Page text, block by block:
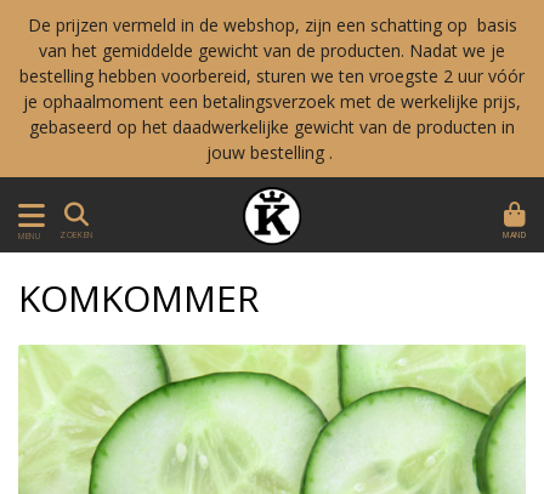
De prijzen vermeld in de webshop, zijn een schatting op basis
van het gemiddelde gewicht van de producten. Nadat we je
bestelling hebben voorbereid, sturen we ten vroegste 2 uur vóór
je ophaalmoment een betalingsverzoek met de werkelijke prijs,
gebaseerd op het daadwerkelijke gewicht van de producten in
jouw bestelling .
MENU ZOEKEN MAND
KOMKOMMER